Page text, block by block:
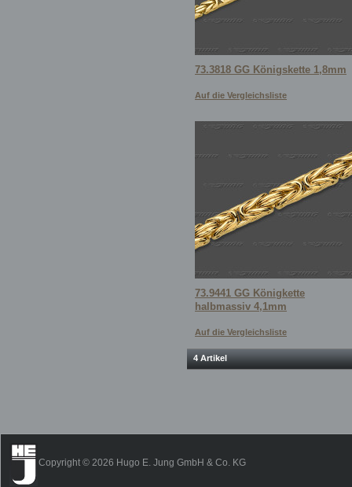
73.3818 GG Königskette 1,8mm
Auf die Vergleichsliste
73.9441 GG Königkette
halbmassiv 4,1mm
Auf die Vergleichsliste
4 Artikel
Copyright © 2026 Hugo E. Jung GmbH & Co. KG